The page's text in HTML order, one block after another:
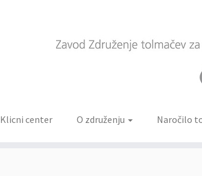
Klicni center O združenju Naročilo